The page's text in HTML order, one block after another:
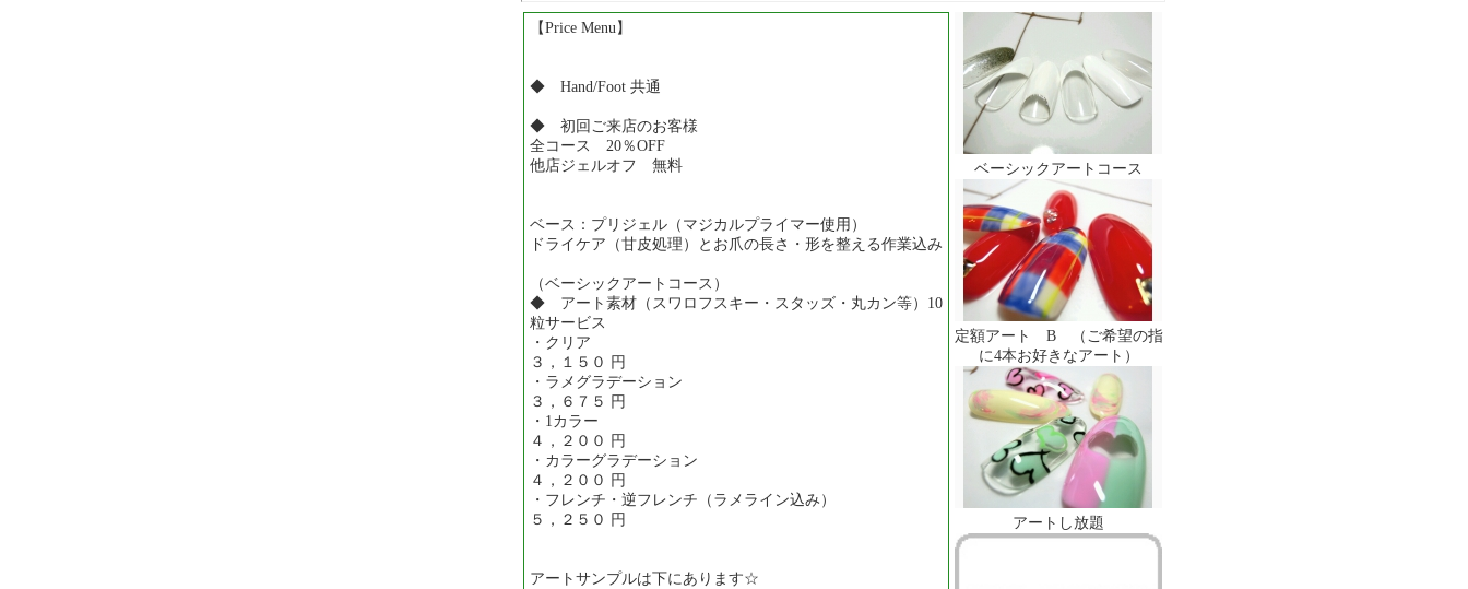
【Price Menu】
◆ Hand/Foot 共通
◆ 初回ご来店のお客様
全コース 20％OFF
他店ジェルオフ 無料
ベース：プリジェル（マジカルプライマー使用）
ドライケア（甘皮処理）とお爪の長さ・形を整える作業込み
（ベーシックアートコース）
◆ アート素材（スワロフスキー・スタッズ・丸カン等）10
粒サービス
・クリア
３，１５０ 円
・ラメグラデーション
３，６７５ 円
・1カラー
４，２００ 円
・カラーグラデーション
４，２００ 円
・フレンチ・逆フレンチ（ラメライン込み）
５，２５０ 円
アートサンプルは下にあります☆
ベーシックアートコース
定額アート B （ご希望の指
に4本お好きなアート）
アートし放題